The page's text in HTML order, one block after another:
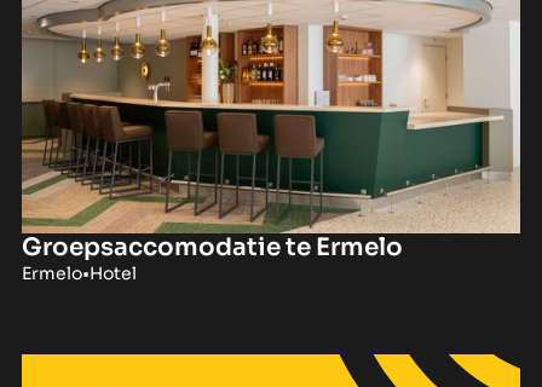
Groepsaccomodatie te Ermelo
Ermelo•Hotel